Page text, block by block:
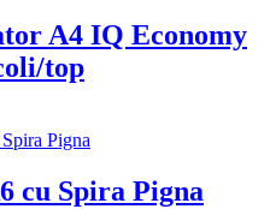
A4 IQ Economy
top
cu Spira Pigna